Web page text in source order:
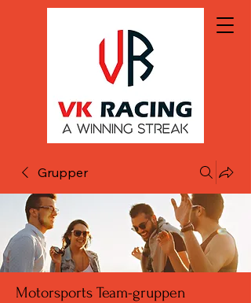
Grupper
Motorsports Team-gruppen